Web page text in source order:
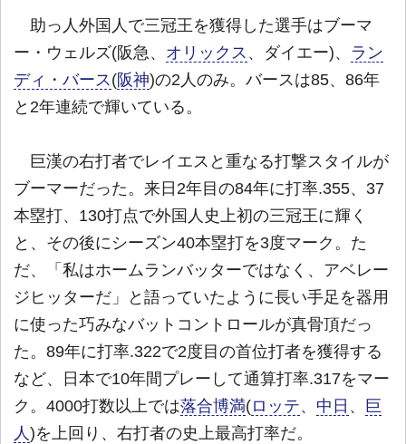
助っ人外国人で三冠王を獲得した選手はブーマ
ー・ウェルズ(阪急、 オリックス 、ダイエー)、 ラン
ディ・バース(阪神)の2人のみ。バースは85、86年
と2年連続で輝いている。
巨漢の右打者でレイエスと重なる打撃スタイルが
ブーマーだった。来日2年目の84年に打率.355、37
本塁打、130打点で外国人史上初の三冠王に輝く
と、その後にシーズン40本塁打を3度マーク。た
だ、「私はホームランバッターではなく、アベレー
ジヒッターだ」と語っていたように長い手足を器用
に使った巧みなバットコントロールが真骨頂だっ
た。89年に打率.322で2度目の首位打者を獲得する
など、日本で10年間プレーして通算打率.317をマー
ク。4000打数以上では落合博満(ロッテ、 中日 、
巨
人)を上回り、右打者の史上最高打率だ。